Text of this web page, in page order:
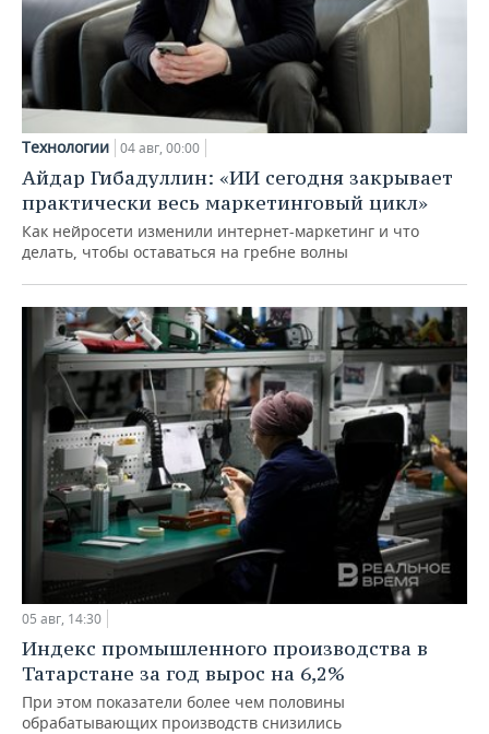
Технологии 04 авг, 00:00
Айдар Гибадуллин: «ИИ сегодня закрывает
практически весь маркетинговый цикл»
Как нейросети изменили интернет-маркетинг и что
делать, чтобы оставаться на гребне волны
05 авг, 14:30
Индекс промышленного производства в
Татарстане за год вырос на 6,2%
При этом показатели более чем половины
обрабатывающих производств снизились